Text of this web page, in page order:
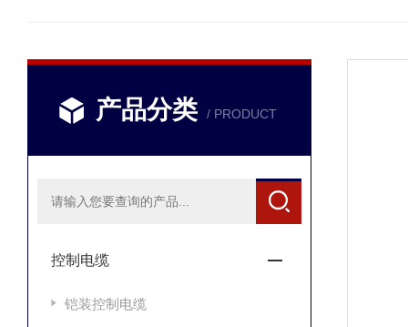
产品分类 / PRODUCT
控制电缆
铠装控制电缆